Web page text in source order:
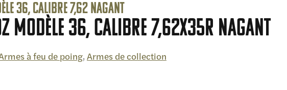
36, calibre 7,62 Nagant
modèle 36, calibre 7,62x35R Nagant
à feu de poing, Armes de collection